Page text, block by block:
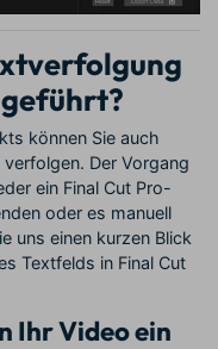
können Sie auch
Der Vorgang
ein Final Cut Pro-
oder es manuell
uns einen kurzen Blick
Textfelds in Final Cut
Ihr Video ein